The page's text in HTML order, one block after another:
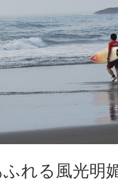
れる風光明